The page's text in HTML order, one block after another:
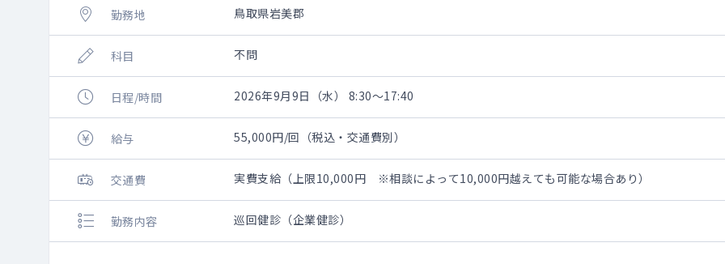
勤務地 鳥取県岩美郡
科目 不問
日程/時間 2026年9月9日（水） 8:30～17:40
給与 55,000円/回（税込・交通費別）
交通費 実費支給（上限10,000円 ※相談によって10,000円越えても可能な場合あり）
勤務内容 巡回健診（企業健診）